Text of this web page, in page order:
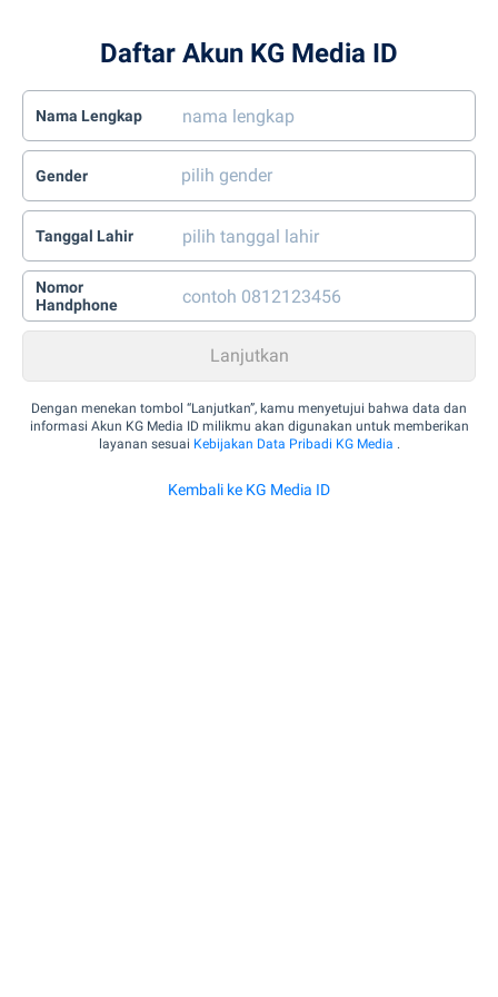
Daftar Akun KG Media ID
Nama Lengkap
Gender
Tanggal Lahir
Nomor
Handphone
Dengan menekan tombol “Lanjutkan”, kamu menyetujui bahwa data dan
informasi Akun KG Media ID milikmu akan digunakan untuk memberikan
layanan sesuai Kebijakan Data Pribadi KG Media .
Kembali ke KG Media ID